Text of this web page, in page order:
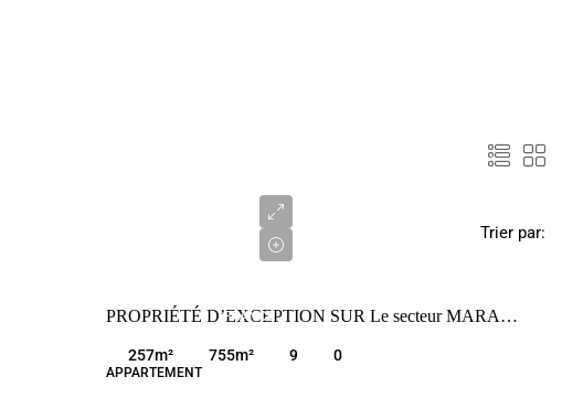
Trier par:
FRANCE
PROPRIÉTÉ D’EXCEPTION SUR Le secteur MARANA PIEDS DANS L EAU DIRECT
257m² 755m² 9 0
APPARTEMENT